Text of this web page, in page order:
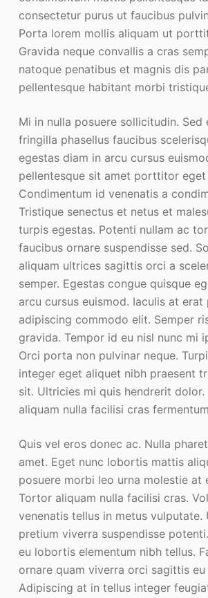
consectetur purus ut faucibus
Porta lorem mollis aliquam ut
Gravida neque convallis a cras
natoque penatibus et magnis dis
pellentesque habitant morbi
Mi in nulla posuere sollicitudin. Sed
fringilla phasellus faucibus
egestas diam in arcu cursus
pellentesque sit amet porttitor
Condimentum id venenatis a
Tristique senectus et netus et
turpis egestas. Potenti nullam ac
faucibus ornare suspendisse sed.
aliquam ultrices sagittis orci a
semper. Egestas congue quisque
arcu cursus euismod. Iaculis at erat
adipiscing commodo elit. Semper
gravida. Tempor id eu nisl nunc mi
Orci porta non pulvinar neque.
integer eget aliquet nibh praesent
sit. Ultricies mi quis hendrerit
aliquam nulla facilisi cras
Quis vel eros donec ac. Nulla
amet. Eget nunc lobortis mattis
posuere morbi leo urna molestie at
Tortor aliquam nulla facilisi cras.
venenatis tellus in metus
pretium viverra suspendisse
eu lobortis elementum nibh tellus.
ornare quam viverra orci sagittis
Adipiscing at in tellus integer